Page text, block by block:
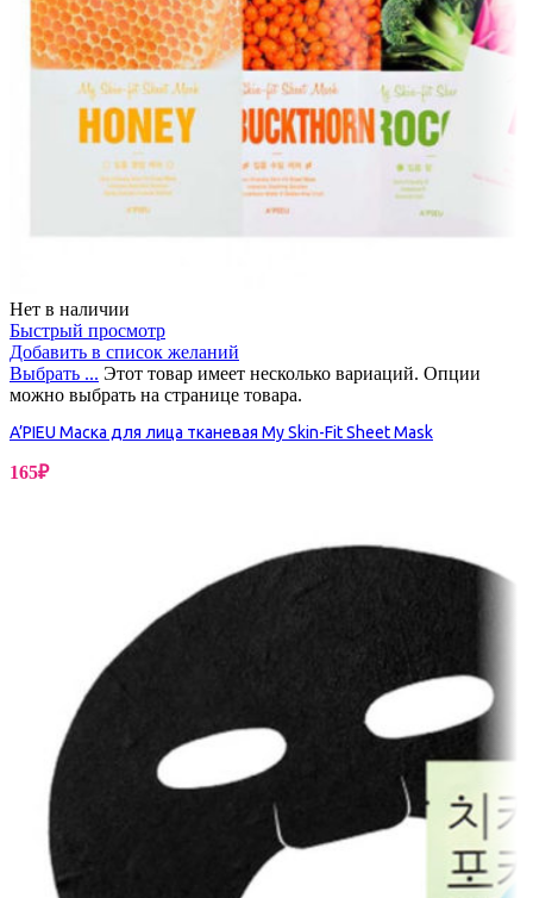
Нет в наличии
Быстрый просмотр
Добавить в список желаний
Выбрать ... Этот товар имеет несколько вариаций. Опции
можно выбрать на странице товара.
A’PIEU Маска для лица тканевая My Skin-Fit Sheet Mask
165₽